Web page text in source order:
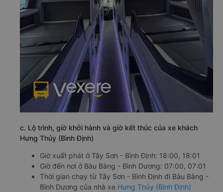
c. Lộ trình, giờ khởi hành và giờ kết thúc của xe khách
Hưng Thủy (Bình Định)
Giờ xuất phát ở Tây Sơn - Bình Định: 18:00, 18:01
Giờ đến nơi ở Bàu Bàng - Bình Dương: 07:00, 07:01
Thời gian chạy từ Tây Sơn - Bình Định đi Bàu Bàng -
Bình Dương của nhà xe Hưng Thủy (Bình Định)